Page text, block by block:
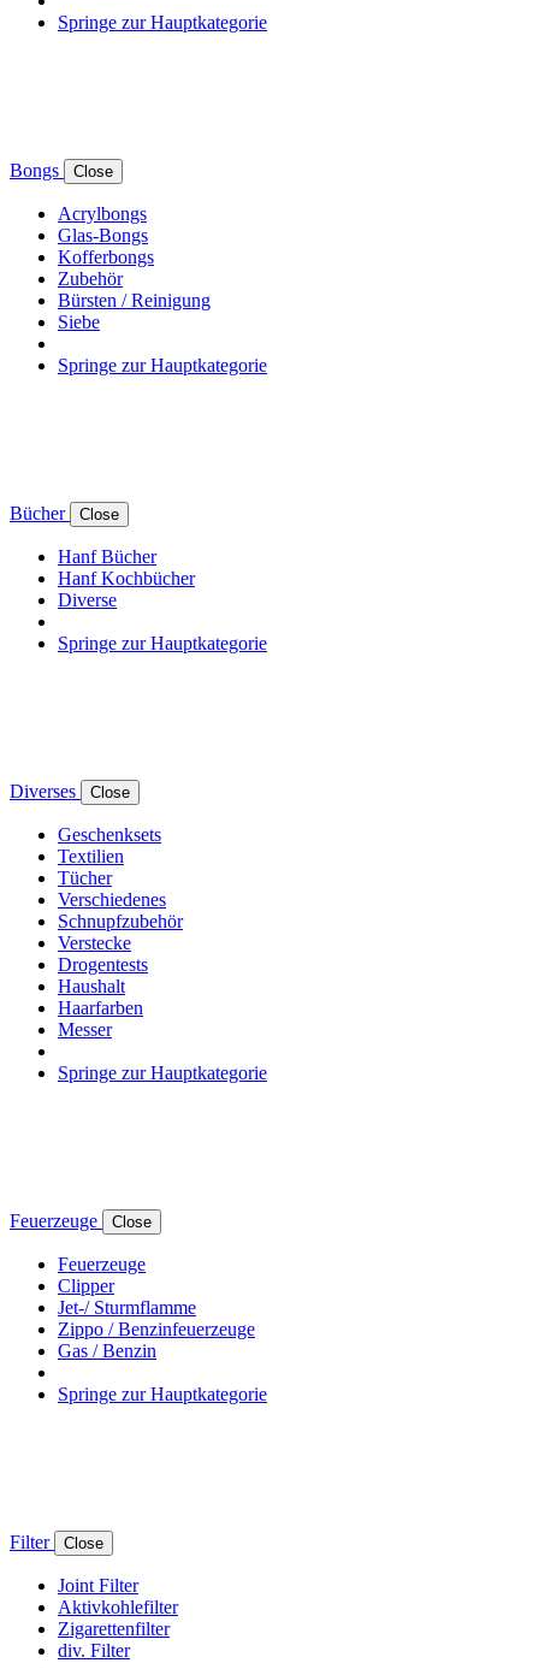
Springe zur Hauptkategorie
Bongs Close
Acrylbongs
Glas-Bongs
Kofferbongs
Zubehör
Bürsten / Reinigung
Siebe
Springe zur Hauptkategorie
Bücher Close
Hanf Bücher
Hanf Kochbücher
Diverse
Springe zur Hauptkategorie
Diverses Close
Geschenksets
Textilien
Tücher
Verschiedenes
Schnupfzubehör
Verstecke
Drogentests
Haushalt
Haarfarben
Messer
Springe zur Hauptkategorie
Feuerzeuge Close
Feuerzeuge
Clipper
Jet-/ Sturmflamme
Zippo / Benzinfeuerzeuge
Gas / Benzin
Springe zur Hauptkategorie
Filter Close
Joint Filter
Aktivkohlefilter
Zigarettenfilter
div. Filter